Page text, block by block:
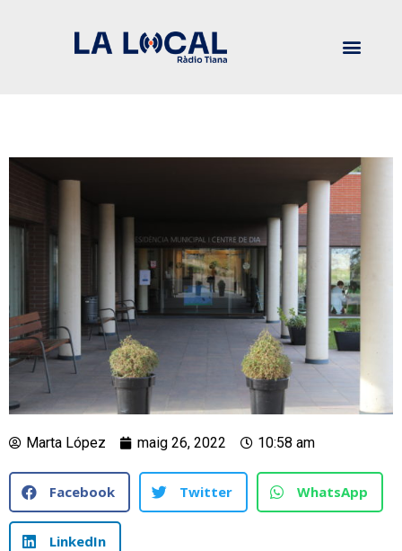
Marta López maig 26, 2022 10:58 am
Facebook Twitter WhatsApp
LinkedIn